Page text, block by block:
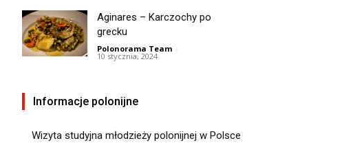
Aginares – Karczochy po
grecku
Polonorama Team -
10 stycznia, 2024
Informacje polonijne
Wizyta studyjna młodzieży polonijnej w Polsce